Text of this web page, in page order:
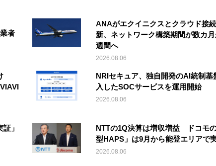
者
ANAがエクイニクスとクラウド接
新、ネットワーク構築期間が数カ
週間へ
2026.08.06
NRIセキュア、独自開発のAI統制基
入したSOCサービスを運用開始
2026.08.06
」
NTTの1Q決算は増収増益 ドコモ
型HAPS」は9月から能登エリアで
2026.08.06